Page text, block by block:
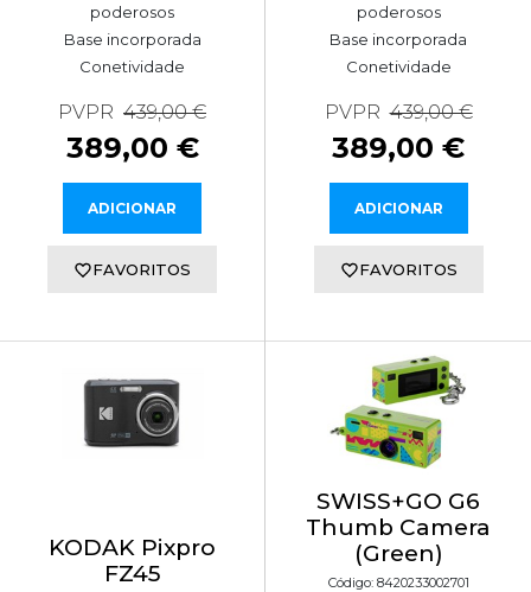
poderosos
Base incorporada
Conetividade
PVPR 439,00 €
389,00 €
ADICIONAR
FAVORITOS
poderosos
Base incorporada
Conetividade
PVPR 439,00 €
389,00 €
ADICIONAR
FAVORITOS
KODAK Pixpro
FZ45
SWISS+GO G6
Thumb Camera
(Green)
Código: 8420233002701